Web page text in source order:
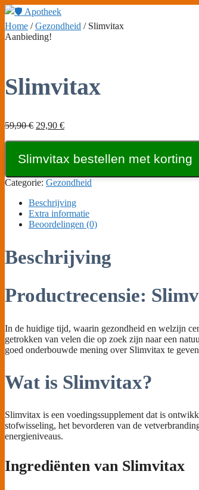
Ga
de
inhoud
Home /Gezondheid / Slimvitax
Aanbieding!
Slimvitax
59,90€ Oorspronkelijke
59,90 €.
29,90 €Huidige
29,90 €.
Slimvitax bestellen met korting
Categorie: Gezondheid
Beschrijving
Extra informatie
Beoordelingen (0)
Beschrijving
Productrecensie:
In de huidige tijd, waarin gezondheid en welzijn
getrokken van velen die op zoek zijn naar een
goed onderbouwde mening over Slimvitax te
Wat is Slimvitax?
Slimvitax is een voedingssupplement dat is
stofwisseling, het bevorderen van de
energieniveaus.
Ingrediënten van Slimvitax